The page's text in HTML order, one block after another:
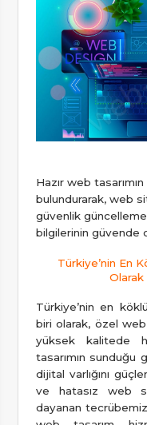
Hazır web
bulundurarak, web
güvenlik
bilgilerinin güvende
Türkiye’nin En
Olarak
Türkiye’nin en
biri olarak, özel
yüksek kalitede
tasarımın sunduğu
dijital varlığını
ve hatasız web
dayanan tecrübemiz